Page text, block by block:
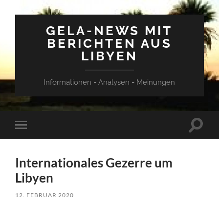
GELA-NEWS MIT
BERICHTEN AUS
LIBYEN
Informationen - Analysen - Meinungen
Mobile-
Menü
Internationales Gezerre um
Libyen
12. FEBRUAR 2020